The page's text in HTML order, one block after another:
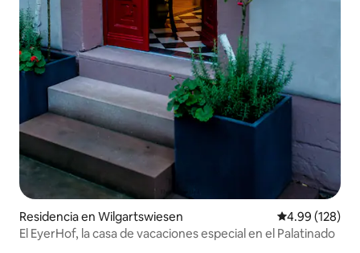
Residencia en Wilgartswiesen Calificación
4.99 (128)
El EyerHof, la casa de vacaciones especial en el Palatinado